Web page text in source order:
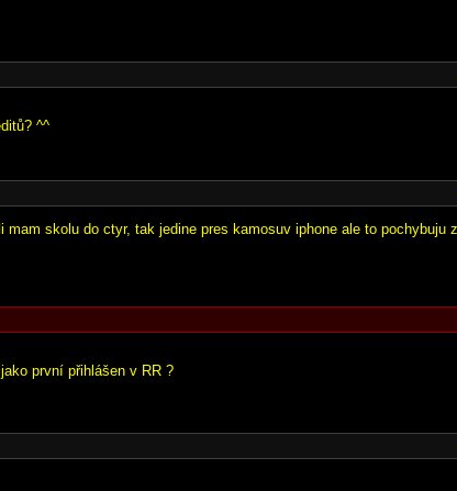
^^
mam skolu do ctyr, tak jedine pres kamosuv iphone ale to pochybuju
první přihlášen v RR ?